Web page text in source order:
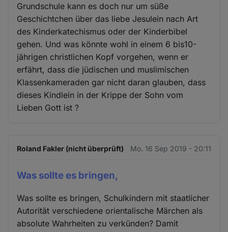
Grundschule kann es doch nur um süße
Geschichtchen über das liebe Jesulein nach Art
des Kinderkatechismus oder der Kinderbibel
gehen. Und was könnte wohl in einem 6 bis10-
jährigen christlichen Kopf vorgehen, wenn er
erfährt, dass die jüdischen und muslimischen
Klassenkameraden gar nicht daran glauben, dass
dieses Kindlein in der Krippe der Sohn vom
Lieben Gott ist ?
Roland Fakler (nicht überprüft) Mo. 16 Sep 2019 - 20:11
Was sollte es bringen,
Was sollte es bringen, Schulkindern mit staatlicher
Autorität verschiedene orientalische Märchen als
absolute Wahrheiten zu verkünden? Damit